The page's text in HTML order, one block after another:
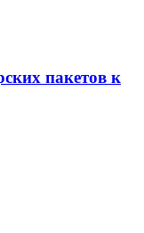
пакетов к